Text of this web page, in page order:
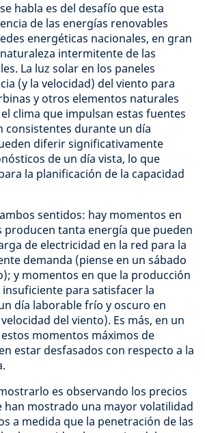
habla es del desafío que esta
de las energías renovables
energéticas nacionales, en gran
intermitente de las
La luz solar en los paneles
(y la velocidad) del viento para
y otros elementos naturales
clima que impulsan estas fuentes
consistentes durante un día
diferir significativamente
de un día vista, lo que
la planificación de la capacidad
sentidos: hay momentos en
producen tanta energía que pueden
de electricidad en la red para la
demanda (piense en un sábado
y momentos en que la producción
para satisfacer la
día laborable frío y oscuro en
del viento). Es más, en un
momentos máximos de
estar desfasados con respecto a la
es observando los precios
han mostrado una mayor volatilidad
a medida que la penetración de las